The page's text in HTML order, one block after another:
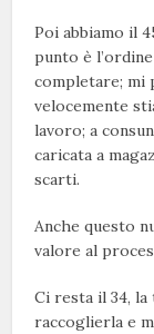
Poi abbiamo il
punto è
completare; mi
velocemente
lavoro; a
caricata a
scarti.
Anche questo
valore al
Ci resta il 34,
raccoglierla e